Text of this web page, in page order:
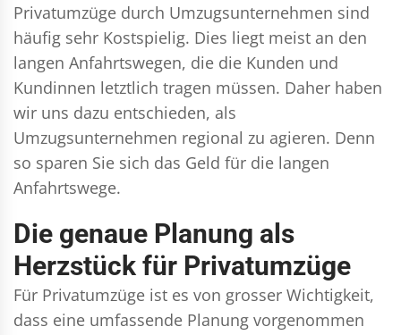
Privatumzüge durch Umzugsunternehmen sind
häufig sehr Kostspielig. Dies liegt meist an den
langen Anfahrtswegen, die die Kunden und
Kundinnen letztlich tragen müssen. Daher haben
wir uns dazu entschieden, als
Umzugsunternehmen regional zu agieren. Denn
so sparen Sie sich das Geld für die langen
Anfahrtswege.
Die genaue Planung als
Herzstück für Privatumzüge
Für Privatumzüge ist es von grosser Wichtigkeit,
dass eine umfassende Planung vorgenommen